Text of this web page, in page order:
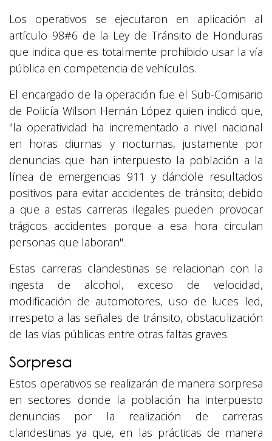
Los operativos se ejecutaron en aplicación al
artículo 98#6 de la Ley de Tránsito de Honduras
que indica que es totalmente prohibido usar la vía
pública en competencia de vehículos.
El encargado de la operación fue el Sub-Comisario
de Policía Wilson Hernán López quien indicó que,
"la operatividad ha incrementado a nivel nacional
en horas diurnas y nocturnas, justamente por
denuncias que han interpuesto la población a la
línea de emergencias 911 y dándole resultados
positivos para evitar accidentes de tránsito; debido
a que a estas carreras ilegales pueden provocar
trágicos accidentes porque a esa hora circulan
personas que laboran".
Estas carreras clandestinas se relacionan con la
ingesta de alcohol, exceso de velocidad,
modificación de automotores, uso de luces led,
irrespeto a las señales de tránsito, obstaculización
de las vías públicas entre otras faltas graves.
Sorpresa
Estos operativos se realizarán de manera sorpresa
en sectores donde la población ha interpuesto
denuncias por la realización de carreras
clandestinas ya que, en las prácticas de manera